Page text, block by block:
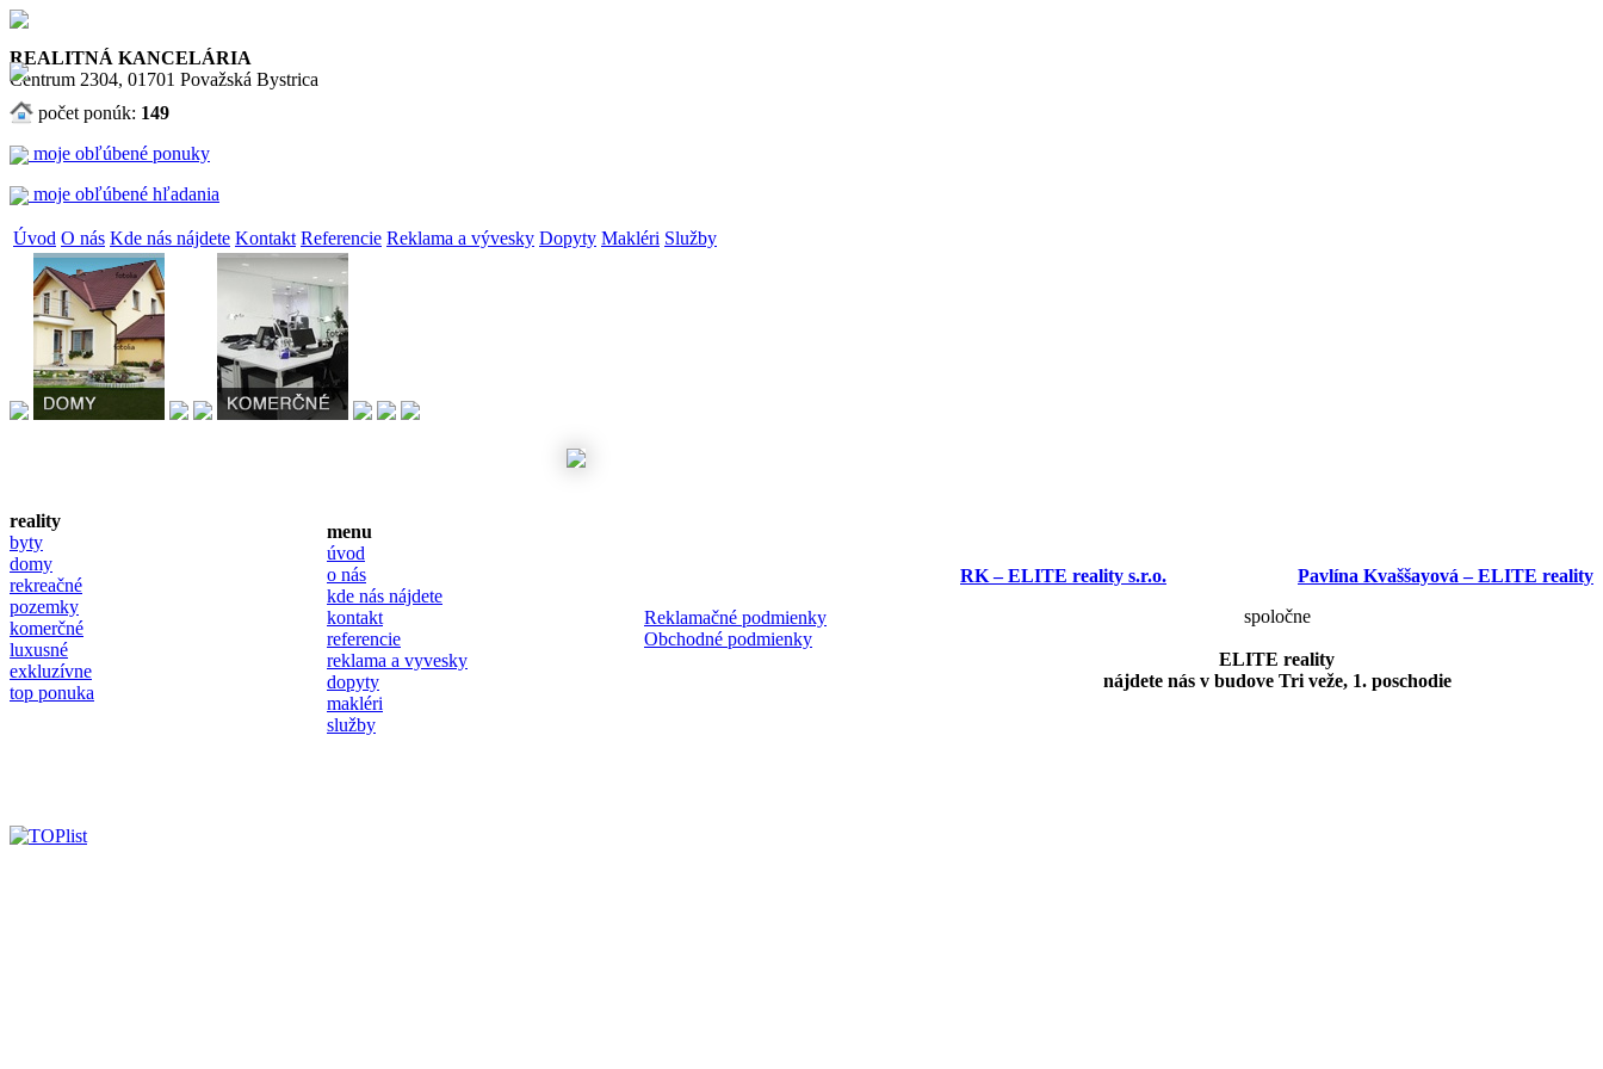
REALITNÁ KANCELÁRIA
Centrum 2304, 01701 Považská Bystrica
počet ponúk: 149
moje obľúbené ponuky
moje obľúbené hľadania
Úvod O nás Kde nás nájdete Kontakt Referencie Reklama a vývesky Dopyty Makléri Služby
reality
byty
domy
rekreačné
pozemky
komerčné
luxusné
exkluzívne
top ponuka
menu
úvod
o nás
kde nás nájdete
kontakt
referencie
reklama a vyvesky
dopyty
makléri
služby
Reklamačné podmienky
Obchodné podmienky
RK – ELITE reality s.r.o.
Pavlína Kvaššayová – ELITE reality
spoločne
ELITE reality
nájdete nás v budove Tri veže, 1. poschodie